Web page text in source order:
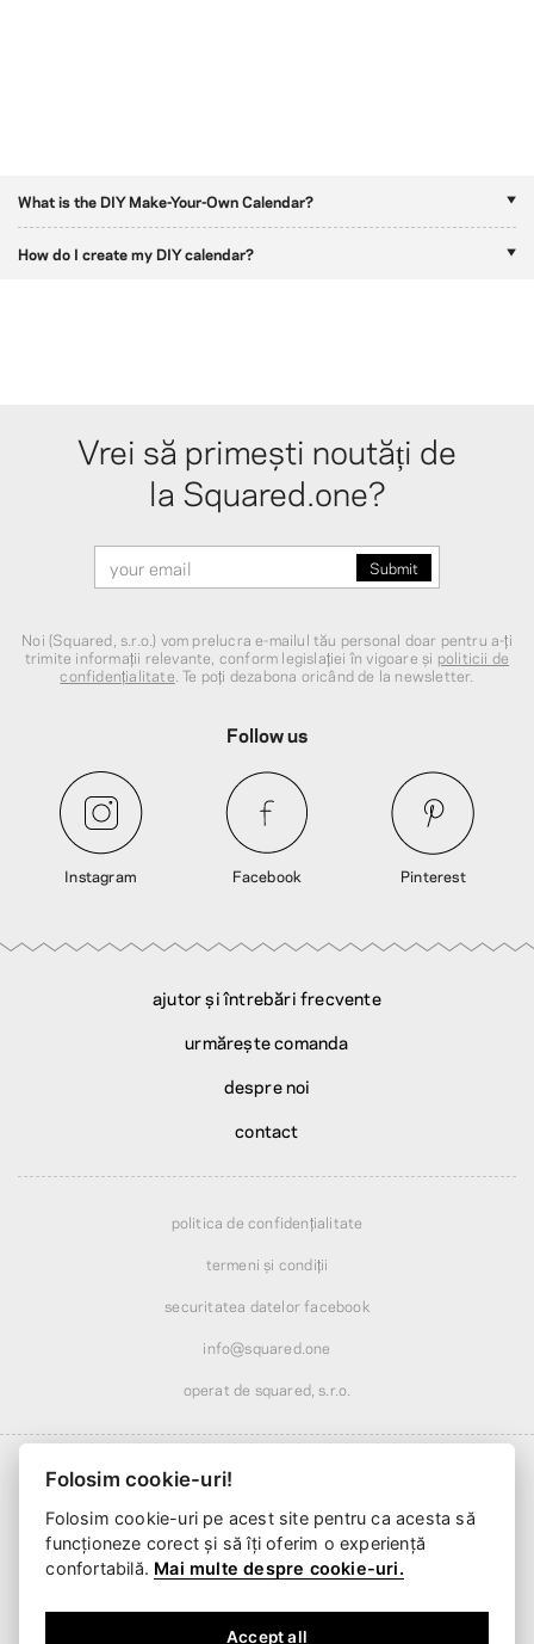
What is the DIY Make-Your-Own Calendar?
How do I create my DIY calendar?
Vrei să primești noutăți de
la Squared.one?
Noi (Squared, s.r.o.) vom prelucra e-mailul tău personal doar pentru a-ți
trimite informații relevante, conform legislației în vigoare și politicii de
confidențialitate . Te poți dezabona oricând de la newsletter.
Follow us
Instagram Facebook Pinterest
ajutor și întrebări frecvente
urmărește comanda
despre noi
contact
politica de confidențialitate
termeni și condiții
securitatea datelor facebook
info@squared.one
operat de squared, s.r.o.
Livrare de la23,16 Lei· redusă peste272,44 Lei
Livrare de la2 zile lucrătoare
Folosim cookie-uri!
Folosim cookie-uri pe acest site pentru ca acesta să
funcționeze corect și să îți oferim o experiență
confortabilă. Mai multe despre cookie-uri.
Accept all